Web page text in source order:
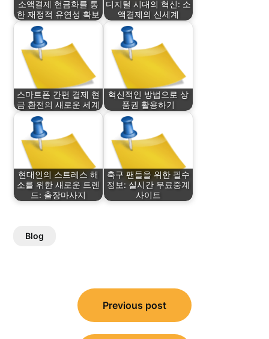
소액결제 현금화를 통
한 재정적 유연성 확보
디지털 시대의 혁신: 소
액결제의 신세계
스마트폰 간편 결제 현
금 환전의 새로운 세계
혁신적인 방법으로 상
품권 활용하기
현대인의 스트레스 해
소를 위한 새로운 트렌
드: 출장마사지
축구 팬들을 위한 필수
정보: 실시간 무료중계
사이트
Blog
navigation
Previous post